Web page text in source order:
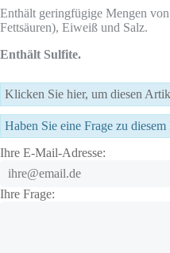
Enthält geringfügige Mengen
Fettsäuren), Eiweiß und Salz.
Enthält Sulfite.
Klicken Sie hier, um diesen
Haben Sie eine Frage zu diesem
Ihre E-Mail-Adresse:
Ihre Frage: